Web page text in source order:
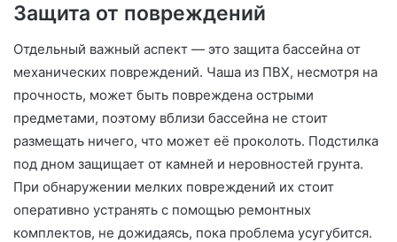
Защита от повреждений
Отдельный важный аспект — это защита бассейна от
механических повреждений. Чаша из ПВХ, несмотря на
прочность, может быть повреждена острыми
предметами, поэтому вблизи бассейна не стоит
размещать ничего, что может её проколоть. Подстилка
под дном защищает от камней и неровностей грунта.
При обнаружении мелких повреждений их стоит
оперативно устранять с помощью ремонтных
комплектов, не дожидаясь, пока проблема усугубится.